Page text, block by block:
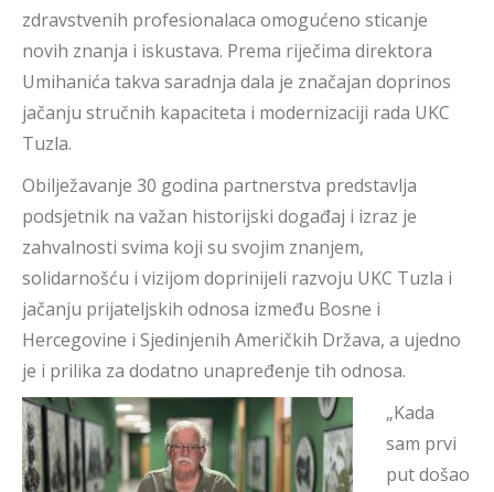
zdravstvenih profesionalaca omogućeno sticanje
novih znanja i iskustava. Prema riječima direktora
Umihanića takva saradnja dala je značajan doprinos
jačanju stručnih kapaciteta i modernizaciji rada UKC
Tuzla.
Obilježavanje 30 godina partnerstva predstavlja
podsjetnik na važan historijski događaj i izraz je
zahvalnosti svima koji su svojim znanjem,
solidarnošću i vizijom doprinijeli razvoju UKC Tuzla i
jačanju prijateljskih odnosa između Bosne i
Hercegovine i Sjedinjenih Američkih Država, a ujedno
je i prilika za dodatno unapređenje tih odnosa.
„Kada
sam prvi
put došao